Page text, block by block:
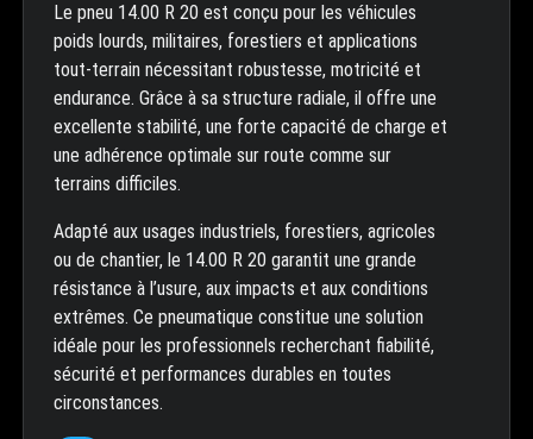
Le pneu 14.00 R 20 est conçu pour les véhicules
poids lourds, militaires, forestiers et applications
tout-terrain nécessitant robustesse, motricité et
endurance. Grâce à sa structure radiale, il offre une
excellente stabilité, une forte capacité de charge et
une adhérence optimale sur route comme sur
terrains difficiles.
Adapté aux usages industriels, forestiers, agricoles
ou de chantier, le 14.00 R 20 garantit une grande
résistance à l’usure, aux impacts et aux conditions
extrêmes. Ce pneumatique constitue une solution
idéale pour les professionnels recherchant fiabilité,
sécurité et performances durables en toutes
circonstances.